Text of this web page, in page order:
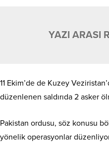
YAZI ARASI
11 Ekim’de de Kuzey
düzenlenen saldırıda 2 asker
Pakistan ordusu, söz konusu
yönelik operasyonlar